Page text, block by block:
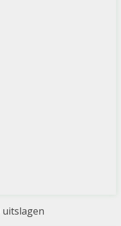
uitslagen